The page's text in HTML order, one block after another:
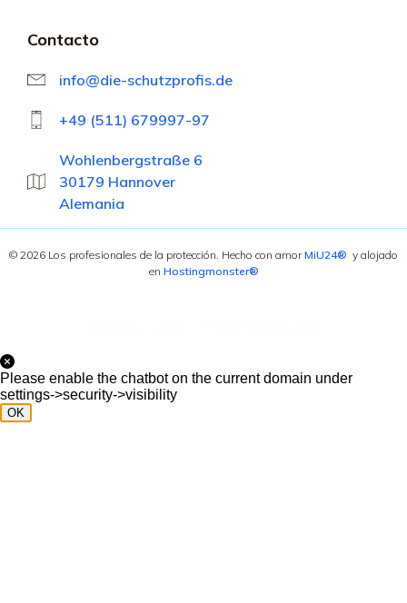
Contacto
info@die-schutzprofis.de
+49 (511) 679997-97
Wohlenbergstraße 6
30179 Hannover
Alemania
© 2026 Los profesionales de la protección. Hecho con amorMiU24® y alojado
en Hostingmonster®
Please enable the chatbot on the current domain under
settings->security->visibility
OK